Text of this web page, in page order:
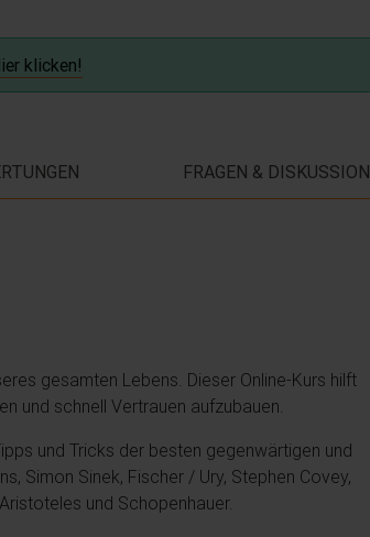
klicken!
FRAGEN & DISKUSSION
gesamten Lebens. Dieser Online-Kurs hilft
und schnell Vertrauen aufzubauen.
und Tricks der besten gegenwärtigen und
Simon Sinek, Fischer / Ury, Stephen Covey,
und Schopenhauer.